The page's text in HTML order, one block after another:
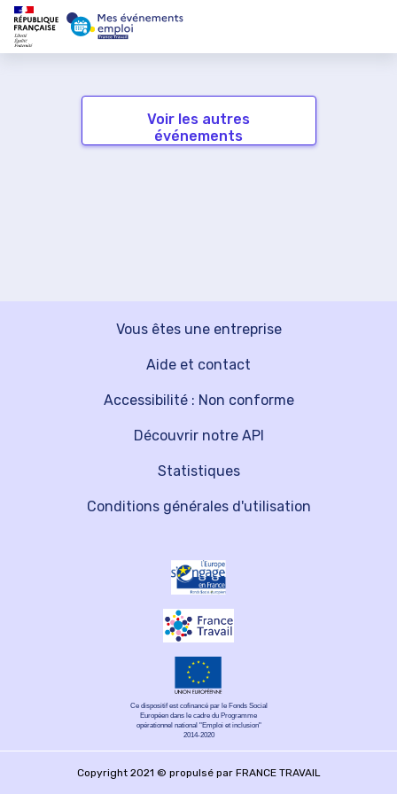
Voir les autres
événements
Vous êtes une entreprise
Découvrir notre API
Aide et contact
Statistiques
Accessibilité : Non conforme
Conditions générales d'utilisation
Ce dispositif est cofinancé par le Fonds Social
Européen dans le cadre du Programme
opérationnel national "Emploi et inclusion"
2014-2020
Copyright 2021 © propulsé par FRANCE TRAVAIL